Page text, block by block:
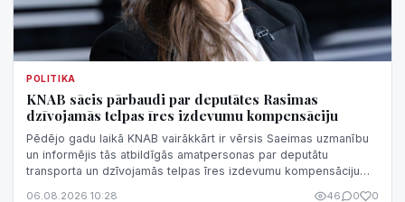
POLITIKA
KNAB sācis pārbaudi par deputātes Rasimas
dzīvojamās telpas īres izdevumu kompensāciju
Pēdējo gadu laikā KNAB vairākkārt ir vērsis Saeimas uzmanību
un informējis tās atbildīgās amatpersonas par deputātu
transporta un dzīvojamās telpas īres izdevumu kompensāciju
06.08.2026 10:28 46 0 0